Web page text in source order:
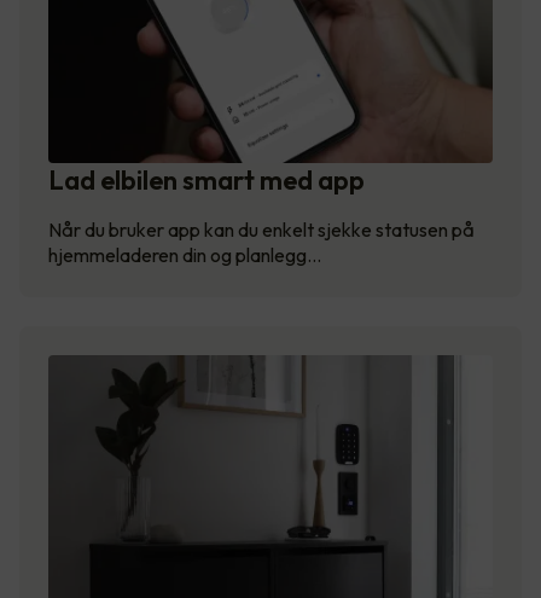
Lad elbilen smart med app
Når du bruker app kan du enkelt sjekke statusen på
hjemmeladeren din og planlegg…